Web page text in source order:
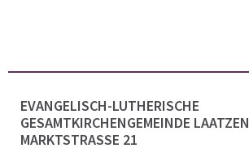
EVANGELISCH-LUTHERISCHE
GESAMTKIRCHENGEMEINDE LAATZEN
MARKTSTRASSE 21